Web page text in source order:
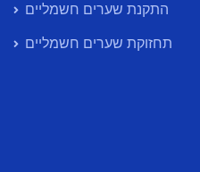
התקנת שערים חשמליים
תחזוקת שערים חשמליים